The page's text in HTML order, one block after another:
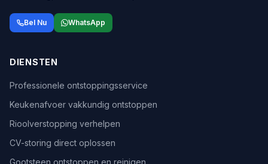
Bel Nu WhatsApp
DIENSTEN
Professionele ontstoppingsservice
Keukenafvoer vakkundig ontstoppen
Rioolverstopping verhelpen
CV-storing direct oplossen
Gootsteen ontstoppen en reinigen